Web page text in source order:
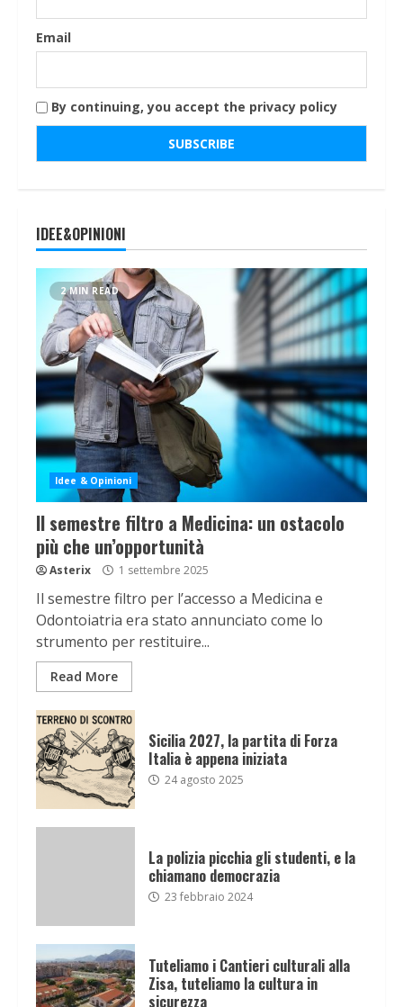
Email
By continuing, you accept the privacy policy
IDEE&OPINIONI
2 MIN READ
Idee & Opinioni
Il semestre filtro a Medicina: un ostacolo
più che un’opportunità
Asterix 1 settembre 2025
Il semestre filtro per l’accesso a Medicina e
Odontoiatria era stato annunciato come lo
strumento per restituire...
Read More
Sicilia 2027, la partita di Forza
Italia è appena iniziata
24 agosto 2025
La polizia picchia gli studenti, e la
chiamano democrazia
23 febbraio 2024
Tuteliamo i Cantieri culturali alla
Zisa, tuteliamo la cultura in
sicurezza